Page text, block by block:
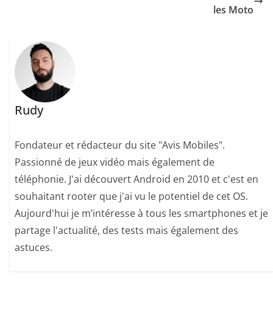
les Moto
Rudy
Fondateur et rédacteur du site "Avis Mobiles".
Passionné de jeux vidéo mais également de
téléphonie. J'ai découvert Android en 2010 et c'est en
souhaitant rooter que j'ai vu le potentiel de cet OS.
Aujourd'hui je m’intéresse à tous les smartphones et je
partage l'actualité, des tests mais également des
astuces.